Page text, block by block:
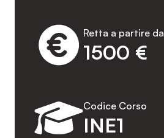
1500 €
Retta a partire da
INE1
Codice Corso